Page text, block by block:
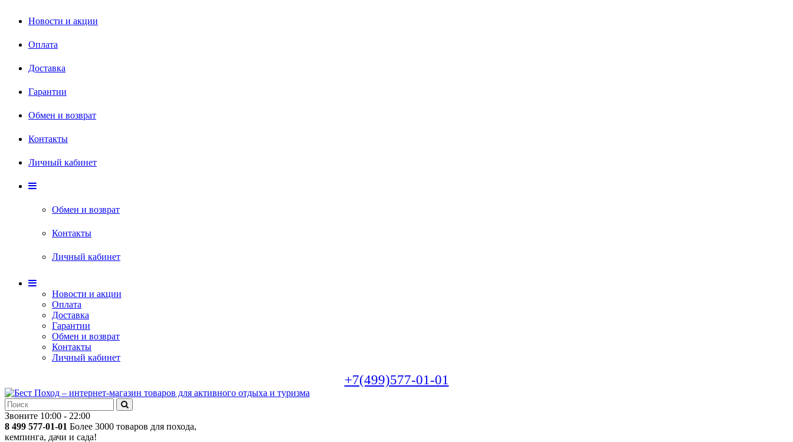
Новости и акции
Оплата
Доставка
Гарантии
Обмен и возврат
Контакты
Личный кабинет
Обмен и возврат
Контакты
Личный кабинет
Новости и акции
Оплата
Доставка
Гарантии
Обмен и возврат
Контакты
Личный кабинет
+7(499)577-01-01
Звоните 10:00 - 22:00
8 499 577-01-01 Более 3000 товаров для похода,
кемпинга, дачи и сада!